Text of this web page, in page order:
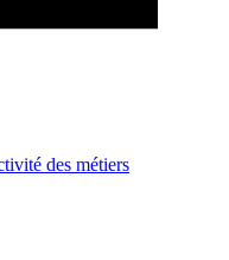
des métiers